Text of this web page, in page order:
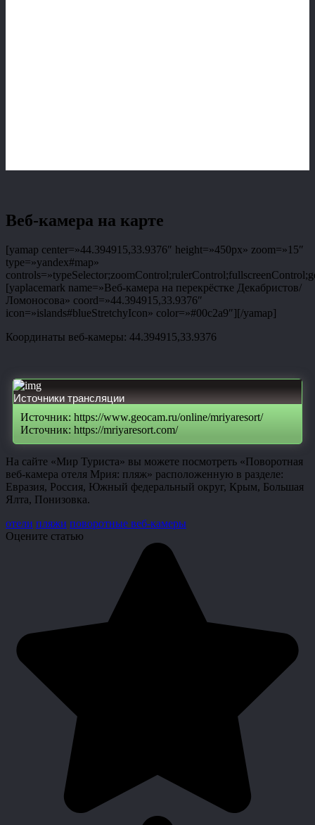
Веб-камера на карте
[yamap center=»44.394915,33.9376″ height=»450px» zoom=»15″
type=»yandex#map»
[yaplacemark name=»Веб-камера на перекрёстке Декабристов/
Ломоносова» coord=»44.394915,33.9376″
icon=»islands#blueStretchyIcon» color=»#00c2a9″][/yamap]
Координаты веб-камеры: 44.394915,33.9376
Источники трансляции
Источник: https://www.geocam.ru/online/mriyaresort/
Источник: https://mriyaresort.com/
На сайте «Мир Туриста» вы можете посмотреть «Поворотная
веб-камера отеля Мрия: пляж» расположенную в разделе:
Евразия, Россия, Южный федеральный округ, Крым, Большая
Ялта, Понизовка.
отели пляжи поворотные веб-камеры
Оцените статью